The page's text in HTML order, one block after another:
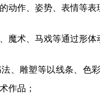
动作、姿势、表情等表
魔术、马戏等通过形体
、雕塑等以线条、色
作品；